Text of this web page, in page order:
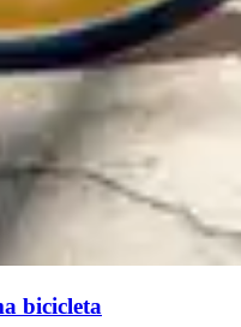
bicicleta